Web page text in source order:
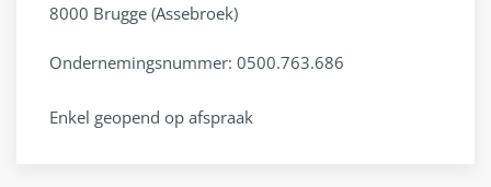
8000 Brugge (Assebroek)
Ondernemingsnummer: 0500.763.686
Enkel geopend op afspraak